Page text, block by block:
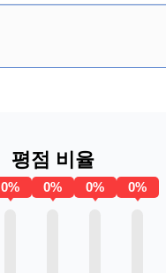
평점 비율
0% 0% 0% 0%